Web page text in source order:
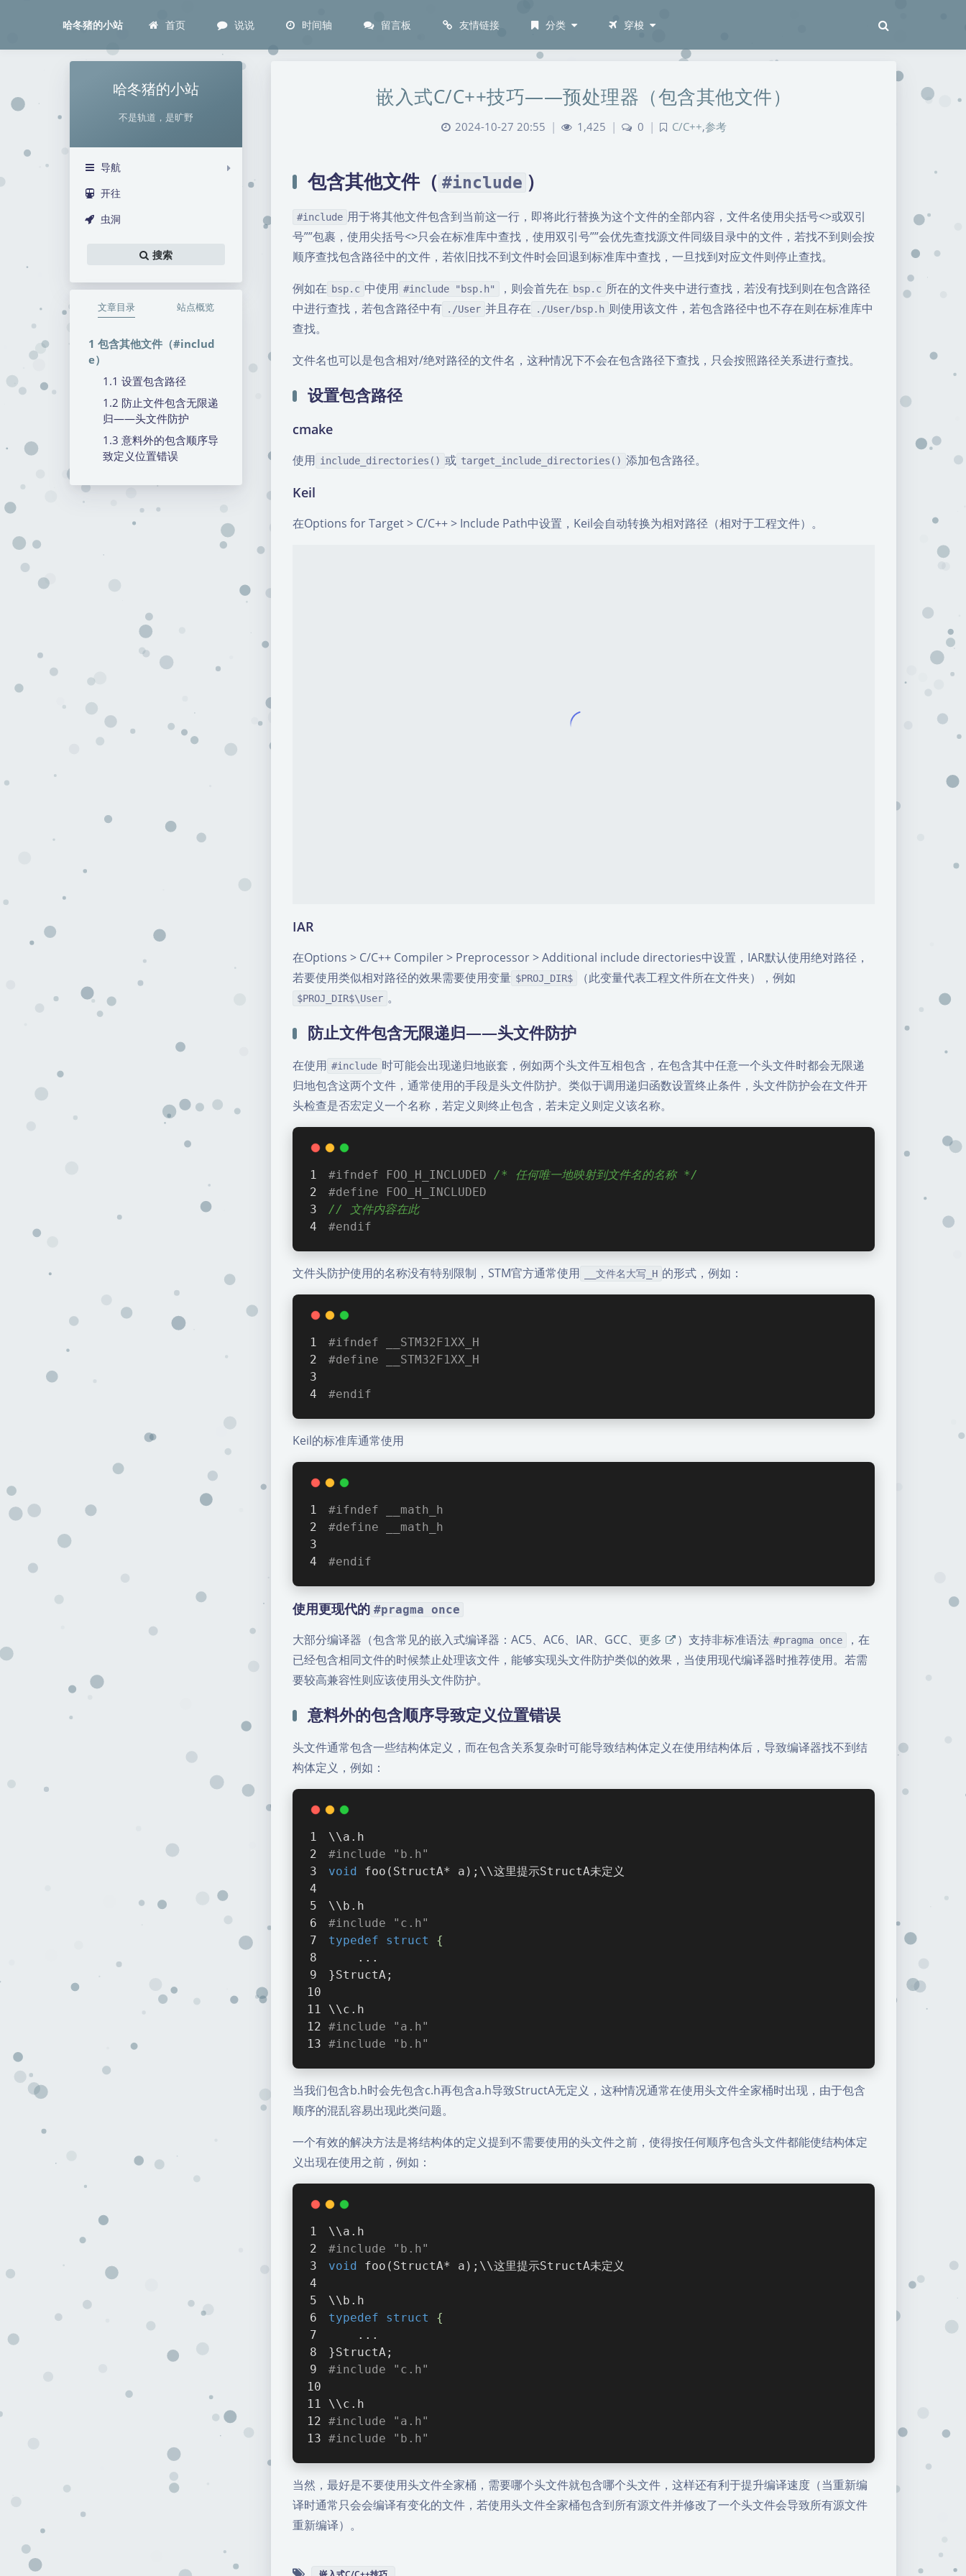
哈冬猪的小站 首页 说说 时间轴 留言板 友情链接 分类 穿梭
哈冬猪的小站
不是轨道，是旷野
导航
开往
虫洞
搜索
文章目录 站点概览
包含其他文件（#includ
e）
设置包含路径
防止文件包含无限递
归——头文件防护
意料外的包含顺序导
致定义位置错误
嵌入式C/C++技巧——预处理器（包含其他文件）
2024-10-27 20:55 | 1,425 | 0 | C/C++,参考
包含其他文件（ #include ）
#include 用于将其他文件包含到当前这一行，即将此行替换为这个文件的全部内容，文件名使用尖括号<>或双引
号””包裹，使用尖括号<>只会在标准库中查找，使用双引号””会优先查找源文件同级目录中的文件，若找不到则会按
顺序查找包含路径中的文件，若依旧找不到文件时会回退到标准库中查找，一旦找到对应文件则停止查找。
例如在 bsp.c 中使用 #include "bsp.h" ，则会首先在 bsp.c 所在的文件夹中进行查找，若没有找到则在包含路径
中进行查找，若包含路径中有 ./User 并且存在 ./User/bsp.h 则使用该文件，若包含路径中也不存在则在标准库中
查找。
文件名也可以是包含相对/绝对路径的文件名，这种情况下不会在包含路径下查找，只会按照路径关系进行查找。
设置包含路径
cmake
使用 include_directories() 或 target_include_directories() 添加包含路径。
Keil
在Options for Target > C/C++ > Include Path中设置，Keil会自动转换为相对路径（相对于工程文件）。
IAR
在Options > C/C++ Compiler > Preprocessor > Additional include directories中设置，IAR默认使用绝对路径，
若要使用类似相对路径的效果需要使用变量 $PROJ_DIR$ （此变量代表工程文件所在文件夹），例如
$PROJ_DIR$\User 。
防止文件包含无限递归——头文件防护
在使用 #include 时可能会出现递归地嵌套，例如两个头文件互相包含，在包含其中任意一个头文件时都会无限递
归地包含这两个文件，通常使用的手段是头文件防护。类似于调用递归函数设置终止条件，头文件防护会在文件开
头检查是否宏定义一个名称，若定义则终止包含，若未定义则定义该名称。
#ifndef FOO_H_INCLUDED /* 任何唯一地映射到文件名的名称 */
#define FOO_H_INCLUDED
// 文件内容在此
#endif
文件头防护使用的名称没有特别限制，STM官方通常使用 __文件名大写_H 的形式，例如：
#ifndef __STM32F1XX_H
#define __STM32F1XX_H
#endif
Keil的标准库通常使用
#ifndef __math_h
#define __math_h
#endif
使用更现代的 #pragma once
大部分编译器（包含常见的嵌入式编译器：AC5、AC6、IAR、GCC、 更多 ）支持非标准语法 #pragma once
，在
已经包含相同文件的时候禁止处理该文件，能够实现头文件防护类似的效果，当使用现代编译器时推荐使用。若需
要较高兼容性则应该使用头文件防护。
意料外的包含顺序导致定义位置错误
头文件通常包含一些结构体定义，而在包含关系复杂时可能导致结构体定义在使用结构体后，导致编译器找不到结
构体定义，例如：
\\a.h
#include
"b.h"
void
foo (StructA* a) ;\\这里提示StructA未定义
\\b.h
#include
"c.h"
typedef
struct
{
    ...
}StructA;
\\c.h
#include
"a.h"
#include "b.h"
当我们包含b.h时会先包含c.h再包含a.h导致StructA无定义，这种情况通常在使用头文件全家桶时出现，由于包含
顺序的混乱容易出现此类问题。
一个有效的解决方法是将结构体的定义提到不需要使用的头文件之前，使得按任何顺序包含头文件都能使结构体定
义出现在使用之前，例如：
\\a.h
#include
"b.h"
void
foo (StructA* a) ;\\这里提示StructA未定义
\\b.h
typedef
struct
{
    ...
}StructA;
#include "c.h"
\\c.h
#include
"a.h"
#include "b.h"
当然，最好是不要使用头文件全家桶，需要哪个头文件就包含哪个头文件，这样还有利于提升编译速度（当重新编
译时通常只会会编译有变化的文件，若使用头文件全家桶包含到所有源文件并修改了一个头文件会导致所有源文件
重新编译）。